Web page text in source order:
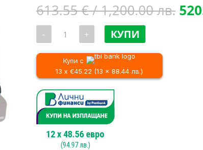
613.55€/ 1,200.00 лв.
- количество
Акумулаторен
перфоратор
Makita
DHR171RTJ
SDS
Plus
,
18
V,
1.2
J
+ КУПИ
Купи с
13 x €45.22 (13 x 88.44 лв.)
12x 48.56 евро
(94.97лв.)